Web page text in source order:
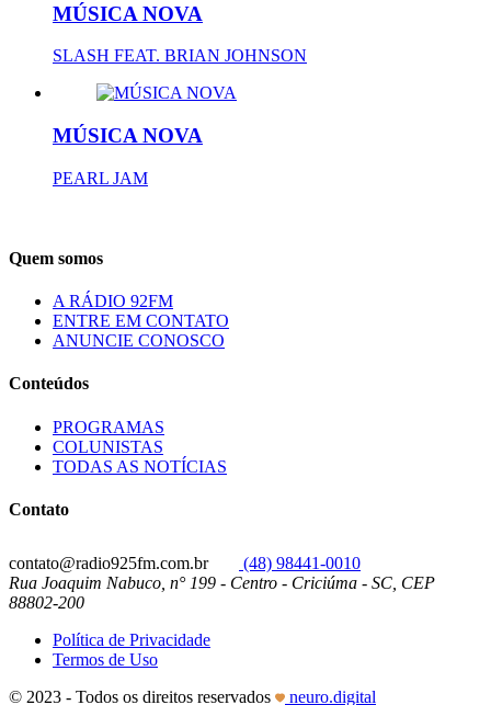
MÚSICA NOVA
SLASH FEAT. BRIAN JOHNSON
MÚSICA NOVA
PEARL JAM
Quem somos
A RÁDIO 92FM
ENTRE EM CONTATO
ANUNCIE CONOSCO
Conteúdos
PROGRAMAS
COLUNISTAS
TODAS AS NOTÍCIAS
Contato
contato@radio925fm.com.br
(48) 98441-0010
Rua Joaquim Nabuco, n° 199 - Centro - Criciúma - SC, CEP
88802-200
Política de Privacidade
Termos de Uso
© 2023 - Todos os direitos reservados
neuro.digital